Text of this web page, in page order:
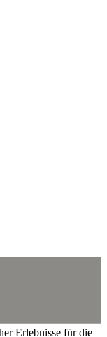
Erlebnisse für die